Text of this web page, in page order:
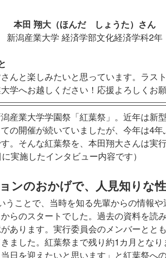
本田 翔大（ほんだ　しょうた）さん
新潟産業大学 経済学部文化経済学科2年
んと楽しみたいと思っています。ラス
学へお越しください！応援よろしくお
産業大学学園祭「紅葉祭」。近年は新
の開催が続いていましたが、今年は4年
。そんな紅葉祭を、本田翔大さんは実
実施したインタビュー内容です）
ンのおかげで、人見知りな
うことで、当時を知る先輩からの情報
らのスタートでした。過去の資料を読
あります。実行委員会のメンバーとと
ました。紅葉祭まで残り約1カ月とな
日を迎えたいと思います」と紅葉祭へ